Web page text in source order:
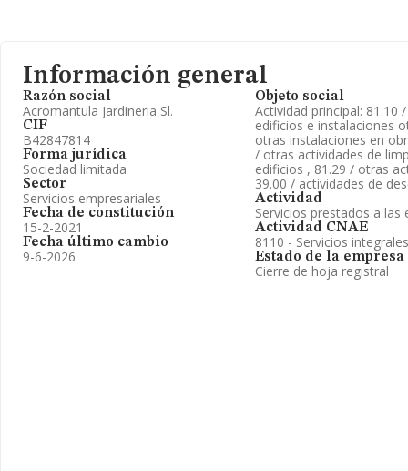
Información general
Razón social
Acromantula Jardineria Sl.
CIF
B42847814
Forma jurídica
Sociedad limitada
Sector
Servicios empresariales
Fecha de constitución
15-2-2021
Fecha último cambio
9-6-2026
Objeto social
Actividad principal: 81.10
edificios e instalaciones
otras instalaciones en
/ otras actividades de
edificios , 81.29 / otras
39.00 / actividades de
Actividad
Servicios prestados a las
Actividad CNAE
8110 - Servicios
Estado de la empresa
Cierre de hoja registral